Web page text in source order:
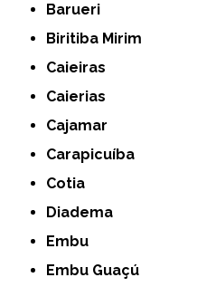
Barueri
Biritiba Mirim
Caieiras
Caierias
Cajamar
Carapicuíba
Cotia
Diadema
Embu
Embu Guaçú